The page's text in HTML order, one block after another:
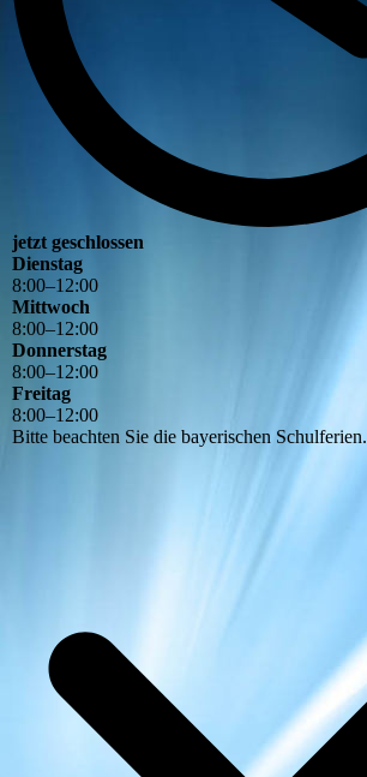
jetzt geschlossen
Dienstag
8:00–12:00
Mittwoch
8:00–12:00
Donnerstag
8:00–12:00
Freitag
8:00–12:00
Bitte beachten Sie die bayerischen Schulferien.